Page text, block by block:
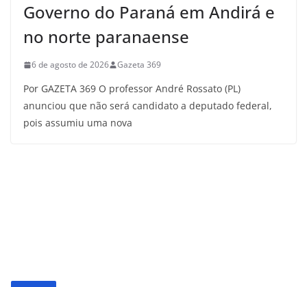
Governo do Paraná em Andirá e
no norte paranaense
6 de agosto de 2026 Gazeta 369
Por GAZETA 369 O professor André Rossato (PL)
anunciou que não será candidato a deputado federal,
pois assumiu uma nova